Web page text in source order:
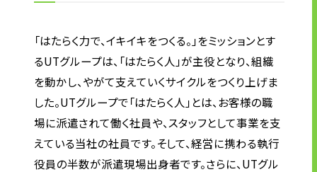
資料ダウンロード
グループ企業一覧
本社採用情報
サイトのご利用にあたって
顧客情報の取扱いについて
個人情報保護方針
個人情報の共同利用に関して
「はたらく力で、イキイキをつくる。」をミッションとす
るUTグループは、「はたらく人」が主役となり、組織
を動かし、やがて支えていくサイクルをつくり上げま
した。UTグループで「はたらく人」とは、お客様の職
場に派遣されて働く社員や、スタッフとして事業を支
えている当社の社員です。そして、経営に携わる執行
役員の半数が派遣現場出身者です。さらに、UTグル